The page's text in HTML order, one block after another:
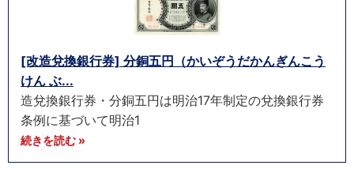
[改造兌換銀行券] 分銅五円（かいぞうだかんぎんこう
けん ぶ...
造兌換銀行券・分銅五円は明治17年制定の兌換銀行券
条例に基づいて明治1
続きを読む »